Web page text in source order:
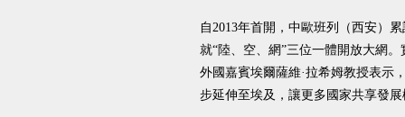
自2013年首開，中歐班列（西安）
就“陸、空、網”三位一體開放大網
外國嘉賓埃爾薩維·拉希姆教授表示
步延伸至埃及，讓更多國家共享發展